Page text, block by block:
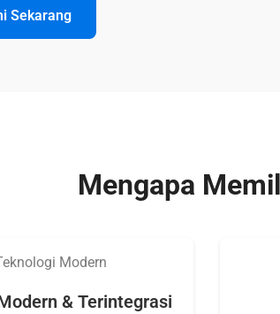
Sekarang
Mengapa
& Terintegrasi